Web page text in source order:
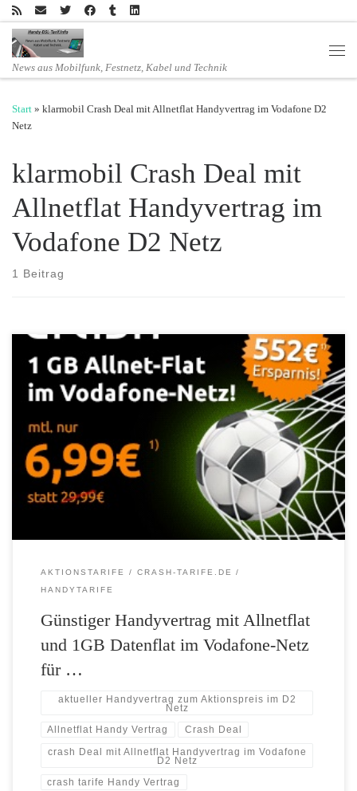
Zum Inhalt springen
News aus Mobilfunk, Festnetz, Kabel und Technik
Start » klarmobil Crash Deal mit Allnetflat Handyvertrag im Vodafone D2
Netz
klarmobil Crash Deal mit
Allnetflat Handyvertrag im
Vodafone D2 Netz
1 Beitrag
Blitzangebot mit donnerndem Preisnachlass: Allnet-Flat mit 1 GB bei
crash-tarife.de für 6,99 Euro/Monat Ab sofort bietet die Dealplattform
den mobilcom-debitel Tarif „Flat Allnet Comfort“ für 6,99 Euro im
Monat an – aber wie immer bei crash-tarife.de gilt das Angebot nur
vorübergehend und für eine limitierte Stückzahl Den Tarif Flat Allnet
[…]
AKTIONSTARIFE
CRASH-TARIFE.DE
HANDYTARIFE
Günstiger Handyvertrag mit Allnetflat
und 1GB Datenflat im Vodafone-Netz
für …
aktueller Handyvertrag zum Aktionspreis im D2
Netz
Allnetflat Handy Vertrag Crash Deal
crash Deal mit Allnetflat Handyvertrag im Vodafone
D2 Netz
crash tarife Handy Vertrag